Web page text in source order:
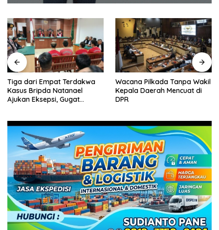
Wacana Pilkada Tanpa Wakil
Kepala Daerah Mencuat di
DPR
Pelantikan Pejabat Pemko
Batam, Amsakar Tekankan
Integritas dan Kinerja